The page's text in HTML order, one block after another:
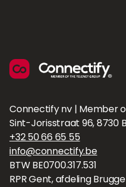
Connectify nv | Member
Sint-Jorisstraat 96, 8730
+32 50 66 65 55
info@connectify.be
BTW BE0700.317.531
RPR Gent, afdeling Brugge